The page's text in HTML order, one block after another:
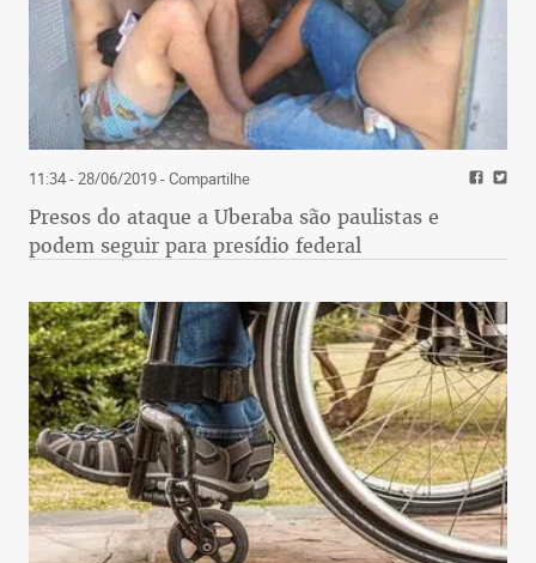
11:34 - 28/06/2019- Compartilhe
Presos do ataque a Uberaba são paulistas e
podem seguir para presídio federal